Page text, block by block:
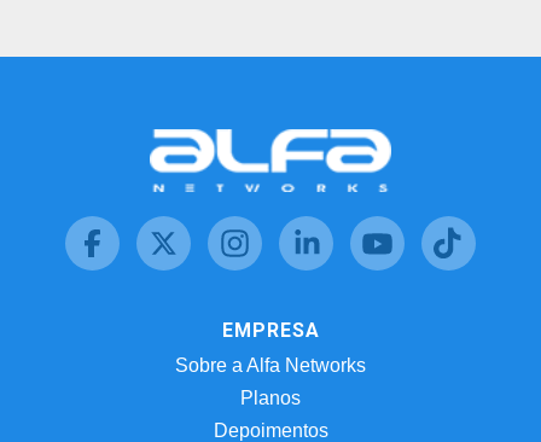
EMPRESA
Sobre a Alfa Networks
Planos
Depoimentos